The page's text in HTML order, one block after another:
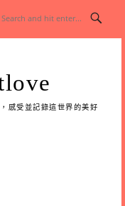
感受並記錄這世界的美好